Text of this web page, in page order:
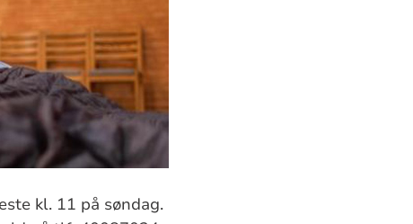
kl. 11 på søndag.